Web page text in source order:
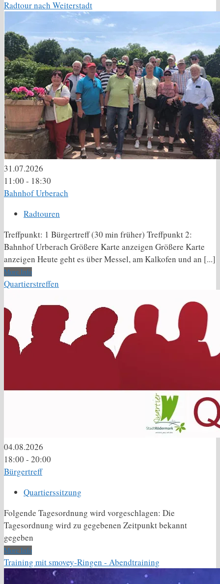
Radtour nach Weiterstadt
31.07.2026
11:00 - 18:30
Bahnhof Urberach
Radtouren
Treffpunkt: 1 Bürgertreff (30 min früher) Treffpunkt 2:
Bahnhof Urberach Größere Karte anzeigen Größere Karte
anzeigen Heute geht es über Messel, am Kalkofen und an [...]
More Info
Quartierstreffen
04.08.2026
18:00 - 20:00
Bürgertreff
Quartierssitzung
Folgende Tagesordnung wird vorgeschlagen: Die
Tagesordnung wird zu gegebenen Zeitpunkt bekannt
gegeben
More Info
Training mit smovey-Ringen - Abendtraining